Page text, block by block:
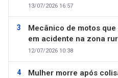
13/07/2026 16:57
Mecânico de motos
em acidente na zona
12/07/2026 10:38
Mulher morre após